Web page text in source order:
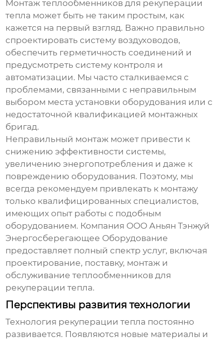
Монтажтеплообменников для рекуперации
тепла может быть не таким простым, как
кажется на первый взгляд. Важно правильно
спроектировать систему воздуховодов,
обеспечить герметичность соединений и
предусмотреть систему контроля и
автоматизации. Мы часто сталкиваемся с
проблемами, связанными с неправильным
выбором места установки оборудования или с
недостаточной квалификацией монтажных
бригад.
Неправильный монтаж может привести к
снижению эффективности системы,
увеличению энергопотребления и даже к
повреждению оборудования. Поэтому, мы
всегда рекомендуем привлекать к монтажу
только квалифицированных специалистов,
имеющих опыт работы с подобным
оборудованием. Компания ООО Аньян Тэнжуй
Энергосберегающее Оборудование
предоставляет полный спектр услуг, включая
проектирование, поставку, монтаж и
обслуживаниетеплообменников для
рекуперации тепла.
Перспективы развития технологии
Технология рекуперации тепла постоянно
развивается. Появляются новые материалы и